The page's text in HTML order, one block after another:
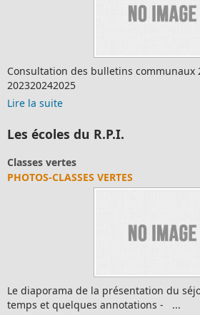
Consultation des bulletins communaux
202320242025
Lire la suite
Les écoles du R.P.I.
Classes vertes
PHOTOS-CLASSES VERTES
Le diaporama de la présentation du
temps et quelques annotations - ...